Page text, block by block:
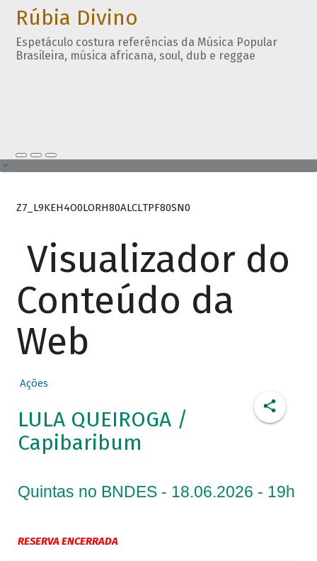
Rúbia Divino
Espetáculo costura referências da Música Popular
Brasileira, música africana, soul, dub e reggae
Z7_L9KEH4O0LORH80ALCLTPF80SN0
Visualizador do
Conteúdo da
Web
Ações
LULA QUEIROGA /
Capibaribum
Quintas no BNDES - 18.06.2026 - 19h
RESERVA ENCERRADA